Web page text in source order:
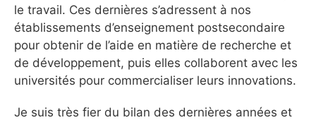
le travail. Ces dernières s’adressent à nos
établissements d’enseignement postsecondaire
pour obtenir de l’aide en matière de recherche et
de développement, puis elles collaborent avec les
universités pour commercialiser leurs innovations.
Je suis très fier du bilan des dernières années et